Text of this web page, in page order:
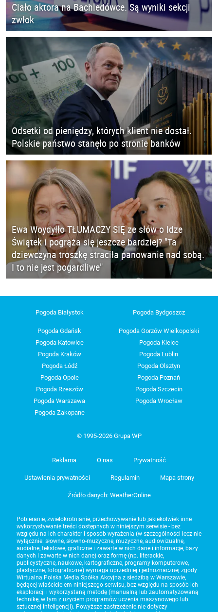
Ciało aktora na Bachledówce. Są wyniki sekcji
zwłok
Odsetki od pieniędzy, których klient nie dostał.
Polskie państwo stanęło po stronie banków
Ewa Woydyłło TŁUMACZY SIĘ ze słów o Idze
Świątek i pogrąża się jeszcze bardziej? "Ta
dziewczyna troszkę straciła panowanie nad sobą.
I to nie jest pogardliwe"
Pogoda Białystok Pogoda Bydgoszcz
Pogoda Gdańsk
Pogoda Gorzów Wielkopolski
Pogoda Katowice
Pogoda Kielce
Pogoda Kraków
Pogoda Lublin
Pogoda Łódź
Pogoda Olsztyn
Pogoda Opole
Pogoda Poznań
Pogoda Rzeszów
Pogoda Szczecin
Pogoda Warszawa
Pogoda Wrocław
Pogoda Zakopane
© 1995-2026 Grupa WP
Reklama O nas Prywatność
Ustawienia prywatności Regulamin Mapa strony
Źródło danych: WeatherOnline
Pobieranie, zwielokrotnianie, przechowywanie lub jakiekolwiek inne
wykorzystywanie treści dostępnych w niniejszym serwisie - bez
względu na ich charakter i sposób wyrażenia (w szczególności lecz nie
wyłącznie: słowne, słowno-muzyczne, muzyczne, audiowizualne,
audialne, tekstowe, graficzne i zawarte w nich dane i informacje, bazy
danych i zawarte w nich dane) oraz formę (np. literackie,
publicystyczne, naukowe, kartograficzne, programy komputerowe,
plastyczne, fotograficzne) wymaga uprzedniej i jednoznacznej zgody
Wirtualna Polska Media Spółka Akcyjna z siedzibą w Warszawie,
będącej właścicielem niniejszego serwisu, bez względu na sposób ich
eksploracji i wykorzystaną metodę (manualną lub zautomatyzowaną
technikę, w tym z użyciem programów uczenia maszynowego lub
sztucznej inteligencji). Powyższe zastrzeżenie nie dotyczy